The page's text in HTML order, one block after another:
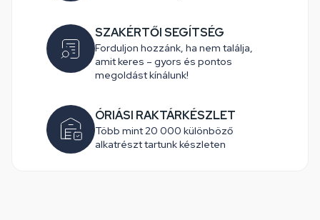
SZAKÉRTŐI SEGÍTSÉG
Forduljon hozzánk, ha nem találja,
amit keres – gyors és pontos
megoldást kínálunk!
ÓRIÁSI RAKTÁRKÉSZLET
Több mint 20 000 különböző
alkatrészt tartunk készleten